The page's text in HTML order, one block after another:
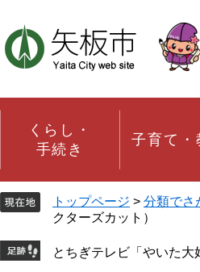
くらし・
手続き
子育て・
トップページ > 分類でさ
クターズカット）
とちぎテレビ「やいた